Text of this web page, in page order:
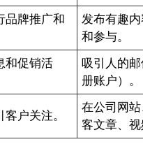
品牌推广和
发布有趣
和参与。
和促销活
吸引人的
册账户）。
户关注。
在公司网
客文章、视